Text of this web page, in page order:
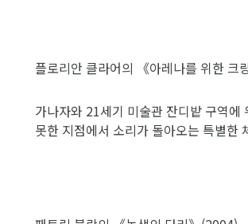
플로리안 클라어의 《아레나를 위한
가나자와 21세기 미술관 잔디밭 구역
못한 지점에서 소리가 돌아오는 특별한